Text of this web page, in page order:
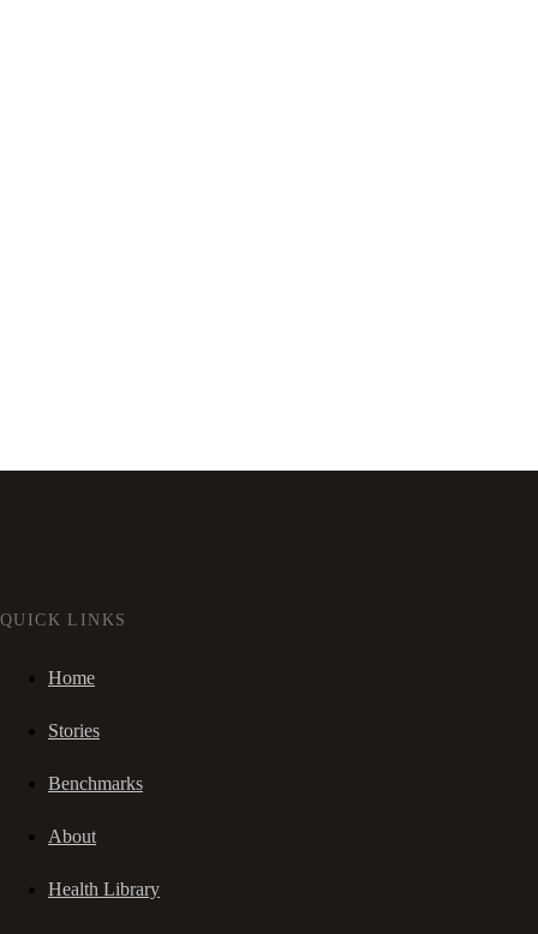
QUICK LINKS
Home
Stories
Benchmarks
About
Health Library